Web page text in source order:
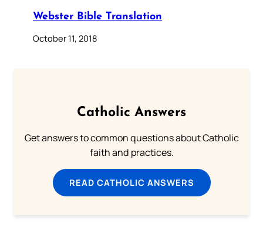
Webster Bible Translation
October 11, 2018
Catholic Answers
Get answers to common questions about Catholic
faith and practices.
READ CATHOLIC ANSWERS